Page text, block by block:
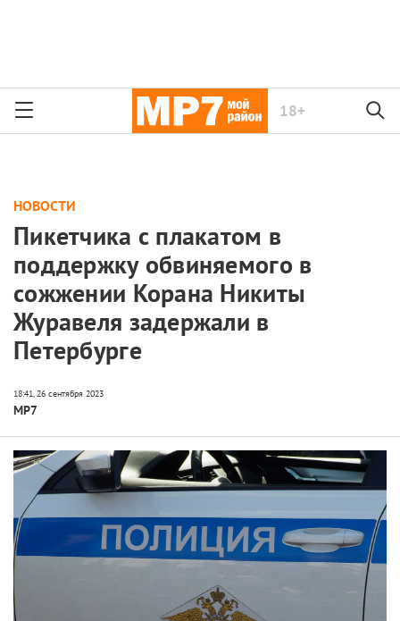
18+
НОВОСТИ
Пикетчика с плакатом в
поддержку обвиняемого в
сожжении Корана Никиты
Журавеля задержали в
Петербурге
МР7